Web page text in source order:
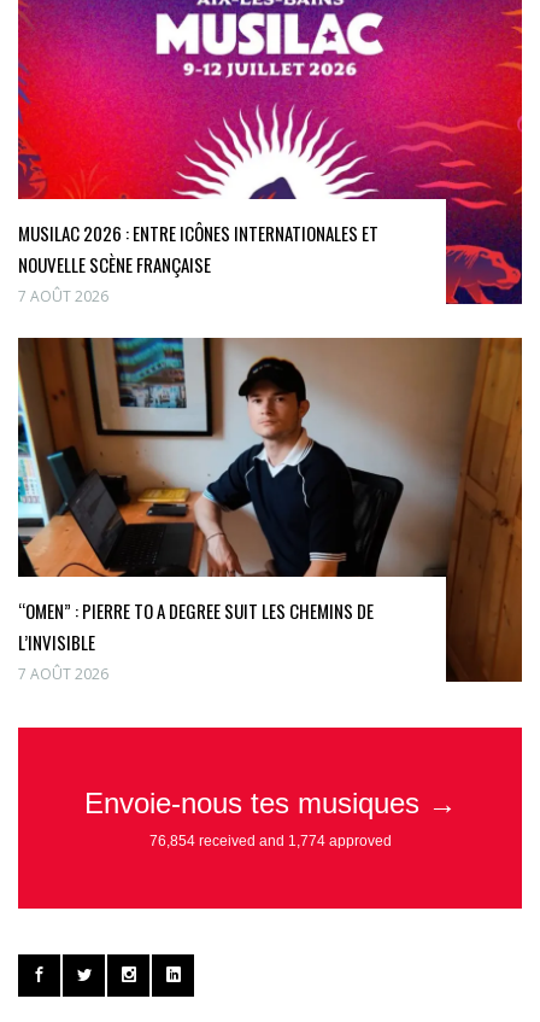
MUSILAC 2026 : ENTRE ICÔNES INTERNATIONALES ET
NOUVELLE SCÈNE FRANÇAISE
7 AOÛT 2026
“OMEN” : PIERRE TO A DEGREE SUIT LES CHEMINS DE
L’INVISIBLE
7 AOÛT 2026